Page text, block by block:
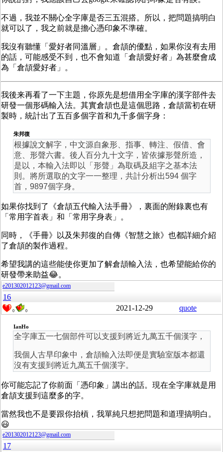
不過，我並不關心全字庫是否三五混搭。所以，把問題搞明白
就可以了，我之前就是擔心憑印象不準確。
我沒有聽懂「愛好者同溫層」。倉頡的優點，如果你沒有去用
的話，可能感受不到，也不會知道「倉頡愛好者」為甚麼會成
為「倉頡愛好者」。
我後来再看了一下主題，你原先是想借用全字庫的漢字部件去
研發一個形碼輸入法。其實倉頡也是這個思路，倉頡當初在研
製時，統計出了五百多個字首和九千多個字身：
朱邦復
根據說文解字，中文源自象形、指事、轉注、假借、會
意、形聲六書。後人百分九十文字，皆依據形聲所造，
是以，本輸入法即以「形聲」為取碼及組字之基本法
則。將所選取的文字一一整理，共計分析出594 個字
首，9897個字身。
如果你找到了《倉頡五代輸入法手冊》，裏面的附錄裏也有
「常用字首表」和「常用字身表」。
同時，《手冊》以及朱邦復的自傳《智慧之旅》也都詳細介紹
了倉頡的製作過程。
希望我講的這些能使你更加了解倉頡輸入法，也希望能給你的
研發帶来助益😂。
e201302012123@gmail.com
16
0 0 2021-12-29 quote
IanHo
全字庫五一七個部件可以支援到將近九萬五千個漢字，
我個人古早印象中，倉頡輸入法即便是實驗室版本都還
沒有支援到將近九萬五千個漢字。
你可能忘記了你前面「憑印象」講出的話。現在全字庫就是用
倉頡支援到這麼多的字。
當然我也不是要跟你抬槓，我單純只想把問題和道理搞明白。
😃
e201302012123@gmail.com
17